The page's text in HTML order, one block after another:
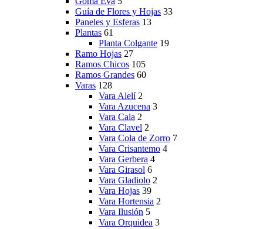
Guía de Flores y Hojas 33
Paneles y Esferas 13
Plantas 61
Planta Colgante 19
Ramo Hojas 27
Ramos Chicos 105
Ramos Grandes 60
Varas 128
Vara Alelí 2
Vara Azucena 3
Vara Cala 2
Vara Clavel 2
Vara Cola de Zorro 7
Vara Crisantemo 4
Vara Gerbera 4
Vara Girasol 6
Vara Gladiolo 2
Vara Hojas 39
Vara Hortensia 2
Vara Ilusión 5
Vara Orquidea 3